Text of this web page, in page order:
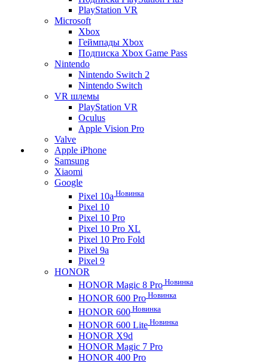
PlayStation VR
Microsoft
Xbox
Геймпады Xbox
Подписка Xbox Game Pass
Nintendo
Nintendo Switch 2
Nintendo Switch
VR шлемы
PlayStation VR
Oculus
Apple Vision Pro
Valve
Apple iPhone
Samsung
Xiaomi
Google
Pixel 10a Новинка
Pixel 10
Pixel 10 Pro
Pixel 10 Pro XL
Pixel 10 Pro Fold
Pixel 9a
Pixel 9
HONOR
HONOR Magic 8 Pro Новинка
HONOR 600 Pro Новинка
HONOR 600 Новинка
HONOR 600 Lite Новинка
HONOR X9d
HONOR Magic 7 Pro
HONOR 400 Pro